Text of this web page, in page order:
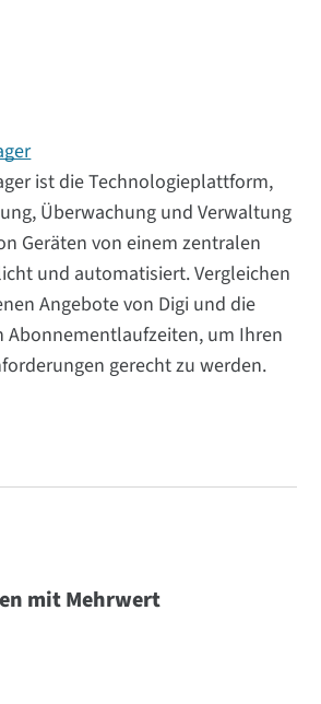
ist die Technologieplattform,
Überwachung und Verwaltung
Geräten von einem zentralen
und automatisiert. Vergleichen
Angebote von Digi und die
Abonnementlaufzeiten, um Ihren
gerecht zu werden.
mit Mehrwert